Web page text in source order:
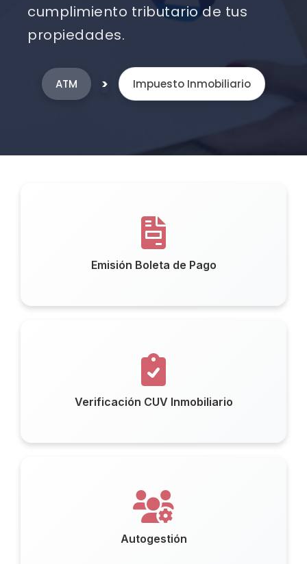
cumplimiento tributario de tus
propiedades.
ATM > Impuesto Inmobiliario
Emisión Boleta de Pago
Verificación CUV Inmobiliario
Autogestión